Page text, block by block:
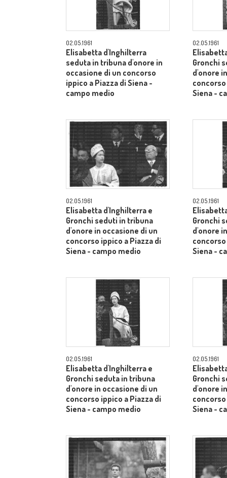
02.05.1961
Elisabetta d'Inghilterra
seduta in tribuna d'onore in
occasione di un concorso
ippico a Piazza di Siena -
campo medio
02.05.1961
Gronchi
d'onore
Siena -
02.05.1961
Elisabetta d'Inghilterra e
Gronchi seduti in tribuna
d'onore in occasione di un
concorso ippico a Piazza di
Siena - campo medio
02.05.1961
Gronchi
d'onore
Siena -
02.05.1961
Elisabetta d'Inghilterra e
Gronchi seduta in tribuna
d'onore in occasione di un
concorso ippico a Piazza di
Siena - campo medio
02.05.1961
Gronchi
d'onore
Siena -